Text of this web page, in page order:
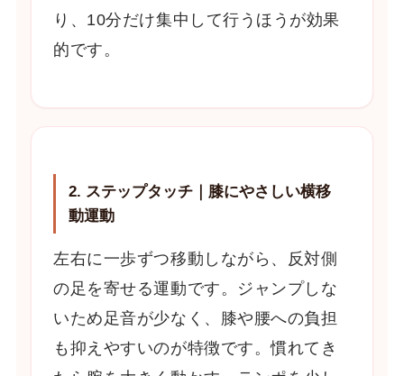
り、10分だけ集中して行うほうが効果
的です。
2. ステップタッチ｜膝にやさしい横移
動運動
左右に一歩ずつ移動しながら、反対側
の足を寄せる運動です。ジャンプしな
いため足音が少なく、膝や腰への負担
も抑えやすいのが特徴です。慣れてき